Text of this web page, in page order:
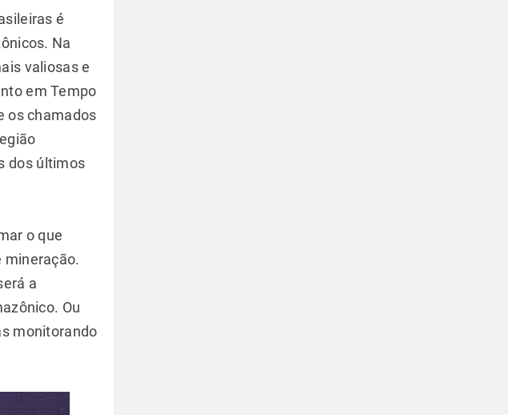
é
Na
valiosas e
em Tempo
os chamados
dos últimos
o que
mineração.
a
Ou
monitorando